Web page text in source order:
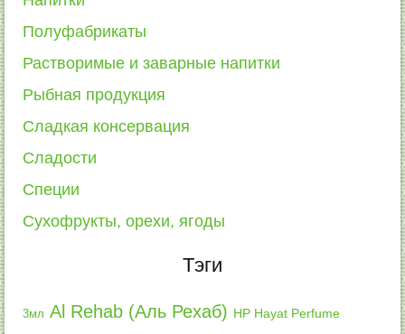
Полуфабрикаты
Растворимые и заварные напитки
Рыбная продукция
Сладкая консервация
Сладости
Специи
Сухофрукты, орехи, ягоды
Тэги
3мл Al Rehab (Аль Рехаб) HP Hayat Perfume